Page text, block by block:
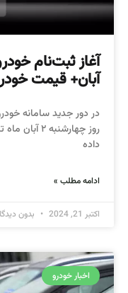
آبان+ قیمت
در دور جدید سامانه
داده
ادامه مطلب »
اکتبر 21, 2024 بدون
اخبار خودرو